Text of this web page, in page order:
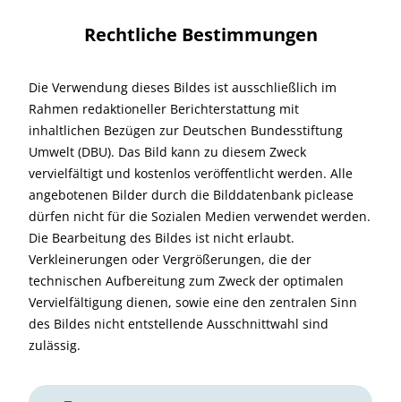
Rechtliche Bestimmungen
Die Verwendung dieses Bildes ist ausschließlich im
Rahmen redaktioneller Berichterstattung mit
inhaltlichen Bezügen zur Deutschen Bundesstiftung
Umwelt (DBU). Das Bild kann zu diesem Zweck
vervielfältigt und kostenlos veröffentlicht werden. Alle
angebotenen Bilder durch die Bilddatenbank piclease
dürfen nicht für die Sozialen Medien verwendet werden.
Die Bearbeitung des Bildes ist nicht erlaubt.
Verkleinerungen oder Vergrößerungen, die der
technischen Aufbereitung zum Zweck der optimalen
Vervielfältigung dienen, sowie eine den zentralen Sinn
des Bildes nicht entstellende Ausschnittwahl sind
zulässig.